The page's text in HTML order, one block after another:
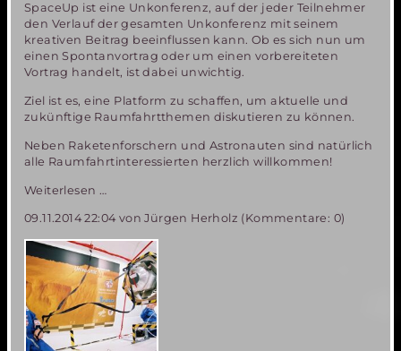
SpaceUp ist eine Unkonferenz, auf der jeder Teilnehmer
den Verlauf der gesamten Unkonferenz mit seinem
kreativen Beitrag beeinflussen kann. Ob es sich nun um
einen Spontanvortrag oder um einen vorbereiteten
Vortrag handelt, ist dabei unwichtig.
Ziel ist es, eine Platform zu schaffen, um aktuelle und
zukünftige Raumfahrtthemen diskutieren zu können.
Neben Raketenforschern und Astronauten sind natürlich
alle Raumfahrtinteressierten herzlich willkommen!
Weiterlesen …
2014
09.11.2014 22:04von Jürgen Herholz (Kommentare: 0)